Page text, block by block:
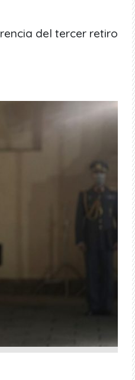
del tercer retiro